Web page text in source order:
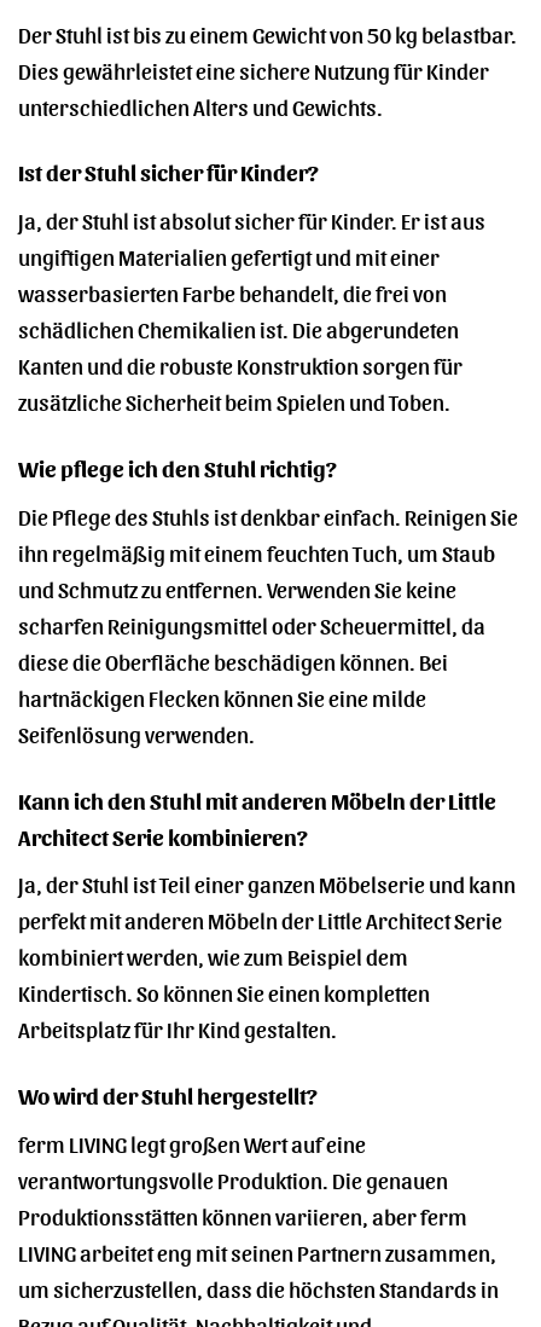
Der Stuhl ist bis zu einem Gewicht von 50 kg belastbar.
Dies gewährleistet eine sichere Nutzung für Kinder
unterschiedlichen Alters und Gewichts.
Ist der Stuhl sicher für Kinder?
Ja, der Stuhl ist absolut sicher für Kinder. Er ist aus
ungiftigen Materialien gefertigt und mit einer
wasserbasierten Farbe behandelt, die frei von
schädlichen Chemikalien ist. Die abgerundeten
Kanten und die robuste Konstruktion sorgen für
zusätzliche Sicherheit beim Spielen und Toben.
Wie pflege ich den Stuhl richtig?
Die Pflege des Stuhls ist denkbar einfach. Reinigen Sie
ihn regelmäßig mit einem feuchten Tuch, um Staub
und Schmutz zu entfernen. Verwenden Sie keine
scharfen Reinigungsmittel oder Scheuermittel, da
diese die Oberfläche beschädigen können. Bei
hartnäckigen Flecken können Sie eine milde
Seifenlösung verwenden.
Kann ich den Stuhl mit anderen Möbeln der Little
Architect Serie kombinieren?
Ja, der Stuhl ist Teil einer ganzen Möbelserie und kann
perfekt mit anderen Möbeln der Little Architect Serie
kombiniert werden, wie zum Beispiel dem
Kindertisch. So können Sie einen kompletten
Arbeitsplatz für Ihr Kind gestalten.
Wo wird der Stuhl hergestellt?
ferm LIVING legt großen Wert auf eine
verantwortungsvolle Produktion. Die genauen
Produktionsstätten können variieren, aber ferm
LIVING arbeitet eng mit seinen Partnern zusammen,
um sicherzustellen, dass die höchsten Standards in